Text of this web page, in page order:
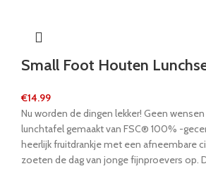
Small Foot Houten
€14.99
Nu worden de dingen lekker! Geen
lunchtafel gemaakt van FSC® 100% -
heerlijk fruitdrankje met een afneembare
zoeten de dag van jonge fijnproevers op.